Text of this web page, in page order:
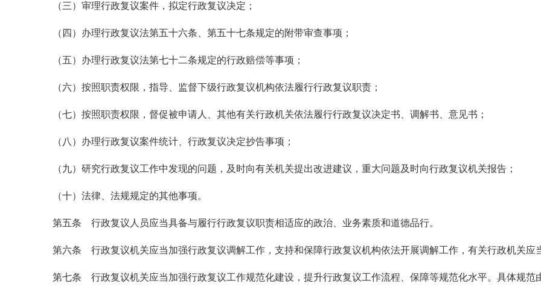
（三）审理行政复议案件，拟定行政复议决定；
（四）办理行政复议法第五十六条、第五十七条规定的附带审查事项；
（五）办理行政复议法第七十二条规定的行政赔偿等事项；
（六）按照职责权限，指导、监督下级行政复议机构依法履行行政复议职责；
（七）按照职责权限，督促被申请人、其他有关行政机关依法履行行政复议决定书、调解书、意见书；
（八）办理行政复议案件统计、行政复议决定抄告事项；
（九）研究行政复议工作中发现的问题，及时向有关机关提出改进建议，重大问题及时向行政复议机关报告；
（十）法律、法规规定的其他事项。
第五条 行政复议人员应当具备与履行行政复议职责相适应的政治、业务素质和道德品行。
第六条 行政复议机关应当加强行政复议调解工作，支持和保障行政复议机构依法开展调解工作，有关行政机关应
第七条 行政复议机关应当加强行政复议工作规范化建设，提升行政复议工作流程、保障等规范化水平。具体规范